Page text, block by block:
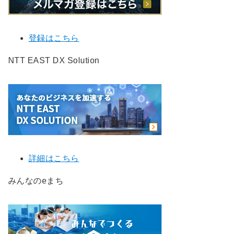
登録はこちら
NTT EAST DX Solution
詳細はこちら
みんなのeまち